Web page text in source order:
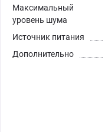
Максимальный
уровень шума
Источник питания
Дополнительно